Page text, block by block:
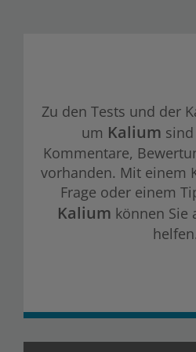
Zu den Tests und der
um Kalium
Kommentare,
vorhanden. Mit einem
Frage oder einem
Kalium können Sie